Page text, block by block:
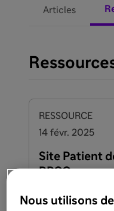
Articles
RESSOURCE
14 févr. 2025
Site Patient
BPCO
En savoir plus
Nous utilisons